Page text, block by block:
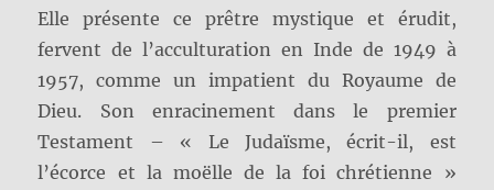
Elle présente ce prêtre mystique et érudit,
fervent de l’acculturation en Inde de 1949 à
1957, comme un impatient du Royaume de
Dieu. Son enracinement dans le premier
Testament – « Le Judaïsme, écrit-il, est
l’écorce et la moëlle de la foi chrétienne »